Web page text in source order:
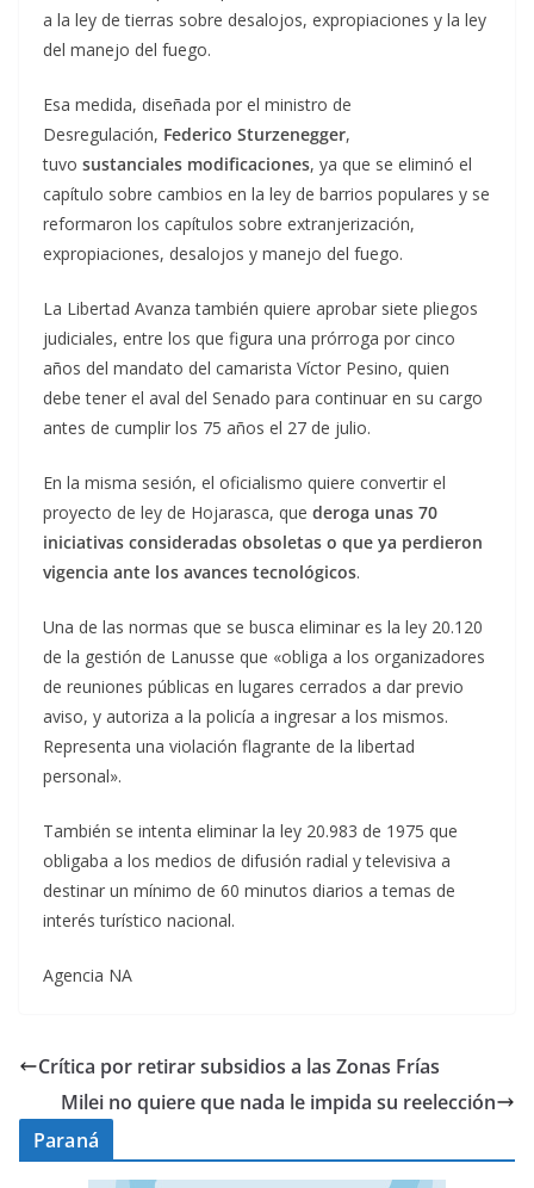
a la ley de tierras sobre desalojos, expropiaciones y la ley
del manejo del fuego.
Esa medida, diseñada por el ministro de
Desregulación, Federico Sturzenegger,
tuvo sustanciales modificaciones, ya que se eliminó el
capítulo sobre cambios en la ley de barrios populares y se
reformaron los capítulos sobre extranjerización,
expropiaciones, desalojos y manejo del fuego.
La Libertad Avanza también quiere aprobar siete pliegos
judiciales, entre los que figura una prórroga por cinco
años del mandato del camarista Víctor Pesino, quien
debe tener el aval del Senado para continuar en su cargo
antes de cumplir los 75 años el 27 de julio.
En la misma sesión, el oficialismo quiere convertir el
proyecto de ley de Hojarasca, que deroga unas 70
iniciativas consideradas obsoletas o que ya perdieron
vigencia ante los avances tecnológicos.
Una de las normas que se busca eliminar es la ley 20.120
de la gestión de Lanusse que «obliga a los organizadores
de reuniones públicas en lugares cerrados a dar previo
aviso, y autoriza a la policía a ingresar a los mismos.
Representa una violación flagrante de la libertad
personal».
También se intenta eliminar la ley 20.983 de 1975 que
obligaba a los medios de difusión radial y televisiva a
destinar un mínimo de 60 minutos diarios a temas de
interés turístico nacional.
Agencia NA
Crítica por retirar subsidios a las Zonas Frías
Milei no quiere que nada le impida su reelección
Paraná